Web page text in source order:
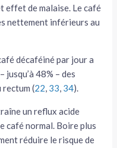
effet de malaise. Le café
nettement inférieurs au
décaféiné par jour a
48% – des
rectum (22, 33, 34).
un reflux acide
café normal. Boire plus
réduire le risque de